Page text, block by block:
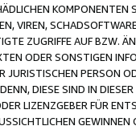
VIREN,
ZUGRIFFE AUF BZW.
ODER SONSTIGEN
JURISTISCHEN PERSON
DIESE SIND IN
LIZENZGEBER FÜR